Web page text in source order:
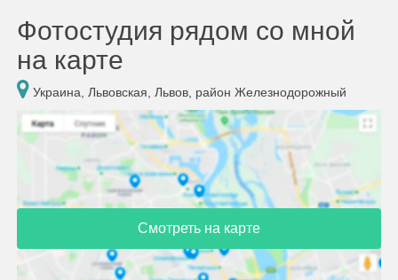
Фотостудия рядом со мной
на карте
Украина, Львовская, Львов, район Железнодорожный
Смотреть на карте